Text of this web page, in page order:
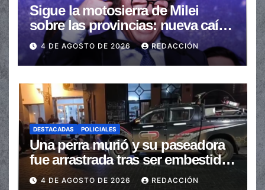
Sigue la motosierra de Milei
sobre las provincias: nueva caída
de las transferencias no
automáticas
4 DE AGOSTO DE 2026 REDACCIÓN
DESTACADAS POLICIALES
Una perra murió y su paseadora
fue arrastrada tras ser embestidas
en la senda peatonal
4 DE AGOSTO DE 2026 REDACCIÓN